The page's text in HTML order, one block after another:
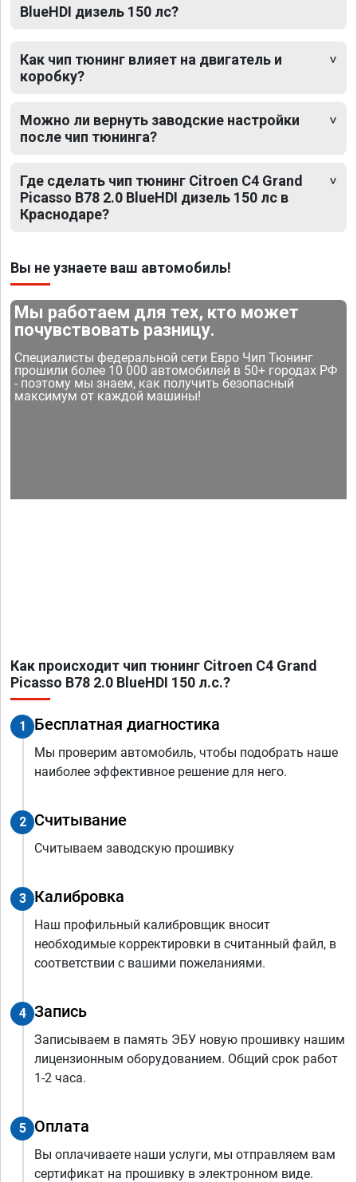
BlueHDI дизель 150 лс?
Как чип тюнинг влияет на двигатель и
коробку?
Можно ли вернуть заводские настройки
после чип тюнинга?
Где сделать чип тюнинг Citroen C4 Grand
Picasso B78 2.0 BlueHDI дизель 150 лс в
Краснодаре?
Вы не узнаете ваш автомобиль!
Мы работаем для тех, кто может
почувствовать разницу.
Специалисты федеральной сети Евро Чип Тюнинг
прошили более 10 000 автомобилей в 50+ городах РФ
- поэтому мы знаем, как получить безопасный
максимум от каждой машины!
Как происходит чип тюнинг Citroen C4 Grand
Picasso B78 2.0 BlueHDI 150 л.с.?
1 Бесплатная диагностика
Мы проверим автомобиль, чтобы подобрать наше
наиболее эффективное решение для него.
2 Считывание
Считываем заводскую прошивку
3 Калибровка
Наш профильный калибровщик вносит
необходимые корректировки в считанный файл, в
соответствии с вашими пожеланиями.
4 Запись
Записываем в память ЭБУ новую прошивку нашим
лицензионным оборудованием. Общий срок работ
1-2 часа.
5 Оплата
Вы оплачиваете наши услуги, мы отправляем вам
сертификат на прошивку в электронном виде.